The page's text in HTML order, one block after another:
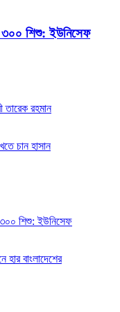
৩০০ শিশু: ইউনিসেফ
তারেক রহমান
চান হাসান
শিশু: ইউনিসেফ
হার বাংলাদেশের